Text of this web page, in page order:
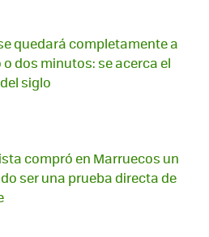
quedará completamente a
dos minutos: se acerca el
siglo
compró en Marruecos un
ser una prueba directa de